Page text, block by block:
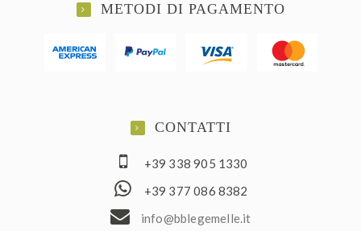
METODI DI PAGAMENTO
CONTATTI
+39 338 905 1330
+39 377 086 8382
ti.el
lemeg
elbb@
ofni